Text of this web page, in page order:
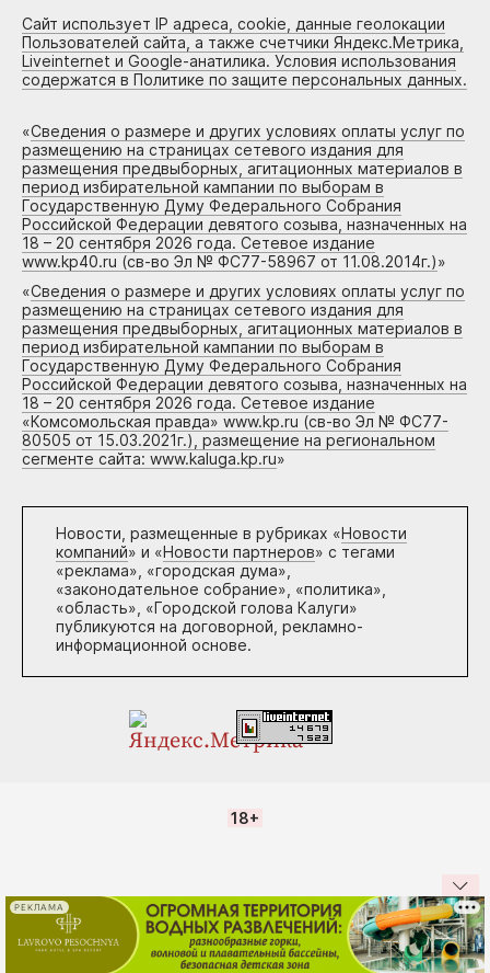
Сайт использует IP адреса, cookie, данные геолокации
Пользователей сайта, а также счетчики Яндекс.Метрика,
Liveinternet и Google-анатилика. Условия использования
содержатся в Политике по защите персональных данных.
«Сведения о размере и других условиях оплаты услуг по
размещению на страницах сетевого издания для
размещения предвыборных, агитационных материалов в
период избирательной кампании по выборам в
Государственную Думу Федерального Собрания
Российской Федерации девятого созыва, назначенных на
18 – 20 сентября 2026 года. Сетевое издание
www.kp40.ru (св-во Эл № ФС77-58967 от 11.08.2014г.)»
«Сведения о размере и других условиях оплаты услуг по
размещению на страницах сетевого издания для
размещения предвыборных, агитационных материалов в
период избирательной кампании по выборам в
Государственную Думу Федерального Собрания
Российской Федерации девятого созыва, назначенных на
18 – 20 сентября 2026 года. Сетевое издание
«Комсомольская правда» www.kp.ru (св-во Эл № ФС77-
80505 от 15.03.2021г.), размещение на региональном
сегменте сайта: www.kaluga.kp.ru»
Новости, размещенные в рубриках «Новости
компаний» и «Новости партнеров» с тегами
«реклама», «городская дума»,
«законодательное собрание», «политика»,
«область», «Городской голова Калуги»
публикуются на договорной, рекламно-
информационной основе.
18+
РЕКЛАМА